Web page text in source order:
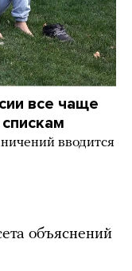
все чаще
вводится
объяснений